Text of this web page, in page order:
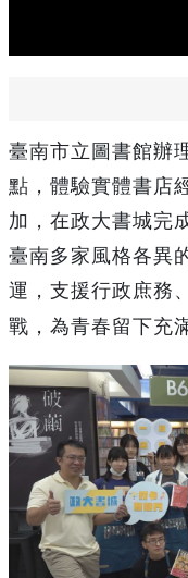
臺南市立圖書館辦
點，體驗實體書店
加，在政大書城完
臺南多家風格各異
運，支援行政庶務
戰，為青春留下充